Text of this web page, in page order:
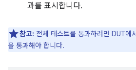
과를 표시합니다.
참고: 전체 테스트를 통과하려면 DUT에
을 통과해야 합니다.